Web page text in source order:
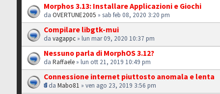
Morphos 3.13: Installare Applicazioni e Giochi
daOVERTUNE2005 » sab feb 08, 2020 3:20 pm
Compilare libgtk-mui
davagappc » lun mar 09, 2020 10:37 pm
Nessuno parla di MorphOS 3.12?
daRaffaele » lun ott 21, 2019 10:49 pm
Connessione internet piuttosto anomala e lenta
daMabo81 » ven ago 23, 2019 3:56 pm